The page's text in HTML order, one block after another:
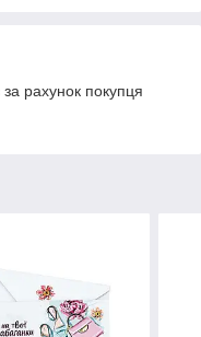
рахунок покупця